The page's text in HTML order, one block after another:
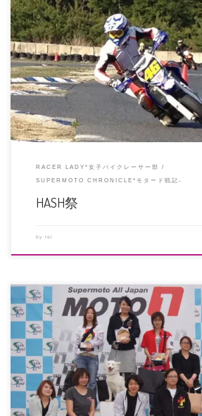
HASH祭な皆さま、おつかれさまでした！ 無料走
お手製の燻製に、充実した一 […]
RACER LADY*女子バイクレーサー部
SUPERMOTO CHRONICLE*モタード戦記-
HASH祭
by rei
今年もやります！女子だけのモタードレース 関西
いただいたところ、参戦希望者 […]